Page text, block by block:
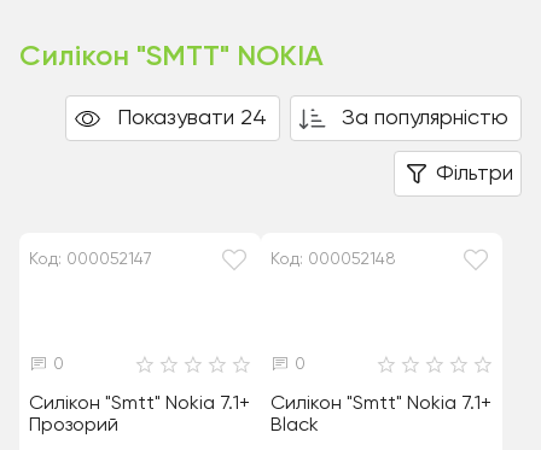
Силікон "SMTT" NOKIA
Показувати 24 За популярністю
Фільтри
Код: 000052147
0
Силікон "Smtt" Nokia 7.1+
Прозорий
Код: 000052148
0
Силікон "Smtt" Nokia 7.1+
Black